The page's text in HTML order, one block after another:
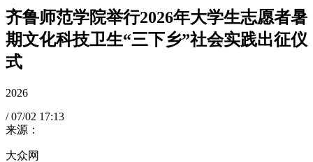
齐鲁师范学院举行2026年大学生志愿者暑
期文化科技卫生“三下乡”社会实践出征仪
式
2026
/ 07/02 17:13
来源：
大众网